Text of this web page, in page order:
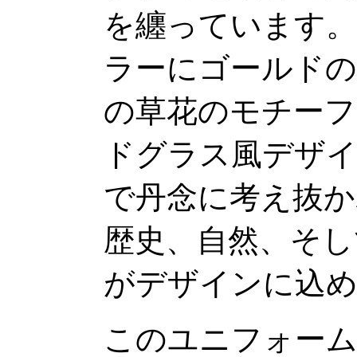
を纏っています
ラーにゴールド
の草花のモチー
ドグラス風デザ
で丹念に考え抜
歴史、自然、そ
がデザインに込
このユニフォー